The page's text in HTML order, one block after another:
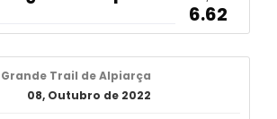
6.62
Grande Trail de Alpiarça
08, Outubro de 2022